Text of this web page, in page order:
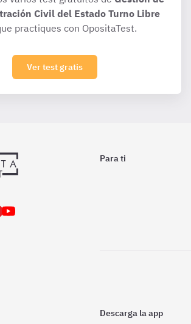
Civil del Estado Turno Libre
practiques con OpositaTest.
Ver test gratis
Para ti
Descarga la app